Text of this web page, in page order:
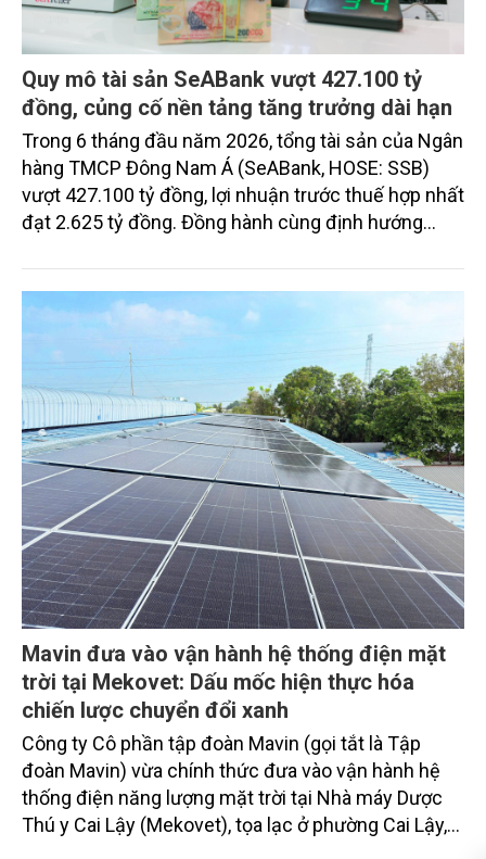
Quy mô tài sản SeABank vượt 427.100 tỷ
đồng, củng cố nền tảng tăng trưởng dài hạn
Trong 6 tháng đầu năm 2026, tổng tài sản của Ngân
hàng TMCP Đông Nam Á (SeABank, HOSE: SSB)
vượt 427.100 tỷ đồng, lợi nhuận trước thuế hợp nhất
đạt 2.625 tỷ đồng. Đồng hành cùng định hướng
SeABank tiếp tục duy trì hoạt động hiệu quả, mở
rộng tín dụng, củng cố nguồn vốn và đảm bảo các
chỉ tiêu an toàn.
Mavin đưa vào vận hành hệ thống điện mặt
trời tại Mekovet: Dấu mốc hiện thực hóa
chiến lược chuyển đổi xanh
Công ty Cô phần tập đoàn Mavin (gọi tắt là Tập
đoàn Mavin) vừa chính thức đưa vào vận hành hệ
thống điện năng lượng mặt trời tại Nhà máy Dược
Thú y Cai Lậy (Mekovet), tọa lạc ở phường Cai Lậy,